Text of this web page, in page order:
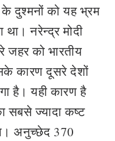
दुश्मनों को यह भ्रम
नरेन्द्र मोदी
को भारतीय
कारण दूसरे देशों
है। यही कारण है
सबसे ज्यादा कष्ट
अनुच्छेद 370